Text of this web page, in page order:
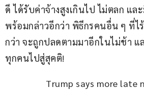
ดี ได้รับค่าจ้างสูงเกินไป ไม่ตลก แล
พร้อมกล่าวอีกว่า พิธีกรคนอื่น ๆ ที่ไ
กว่า จะถูกปลดตามมาอีกในไม่ช้า แ
ทุกคนไปสู่สุคติ!
Trump says more late